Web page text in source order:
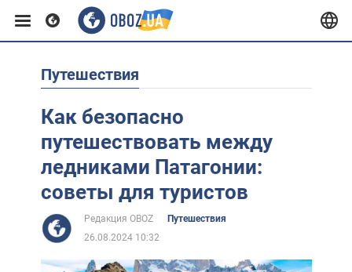
Европа
США
Азия
Африка
Путешествия
Как безопасно
путешествовать между
ледниками Патагонии:
советы для туристов
Редакция OBOZ
Путешествия
26.08.2024 10:32